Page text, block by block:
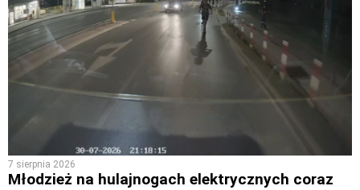
7 sierpnia 2026
Młodzież na hulajnogach elektrycznych coraz